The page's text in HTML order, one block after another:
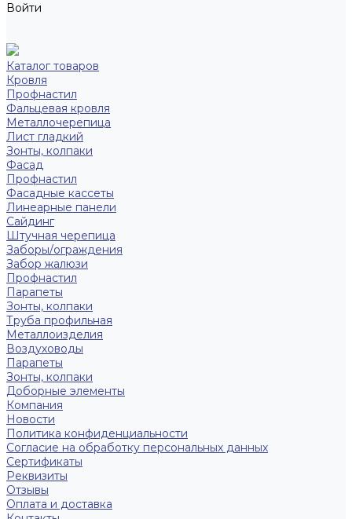
Войти
Каталог товаров
Кровля
Профнастил
Фальцевая кровля
Металлочерепица
Лист гладкий
Зонты, колпаки
Фасад
Профнастил
Фасадные кассеты
Линеарные панели
Сайдинг
Штучная черепица
Заборы/ограждения
Забор жалюзи
Профнастил
Парапеты
Зонты, колпаки
Труба профильная
Металлоизделия
Воздуховоды
Парапеты
Зонты, колпаки
Доборные элементы
Компания
Новости
Политика конфиденциальности
Согласие на обработку персональных данных
Сертификаты
Реквизиты
Отзывы
Оплата и доставка